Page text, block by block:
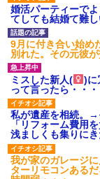
婚活パーティーで
てしても結婚て難
9月に付き合い始め
別れた。その元彼
ミスした新人(
)に
って言ったら・・・
私が遺産を相続。→
「リフォーム費用
浅ましくも集りにき
我が家のガレージ
ターリモコンある